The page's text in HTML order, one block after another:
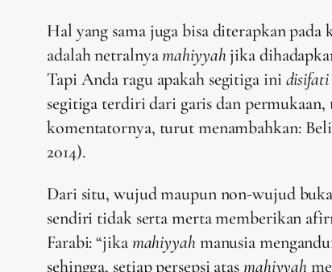
Hal yang sama juga bisa diterapkan
adalah netralnyamahiyyahjika
Tapi Anda ragu apakah segitiga ini disifati
segitiga terdiri dari garis dan
komentatornya, turut menambahkan:
2014).
Dari situ, wujud maupun non-wujud
sendiri tidak serta merta memberikan
Farabi: “jikamahiyyahmanusia
sehingga, setiap persepsi atasmahiyyah